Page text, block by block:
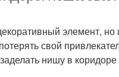
элемент,
свой
нишу в